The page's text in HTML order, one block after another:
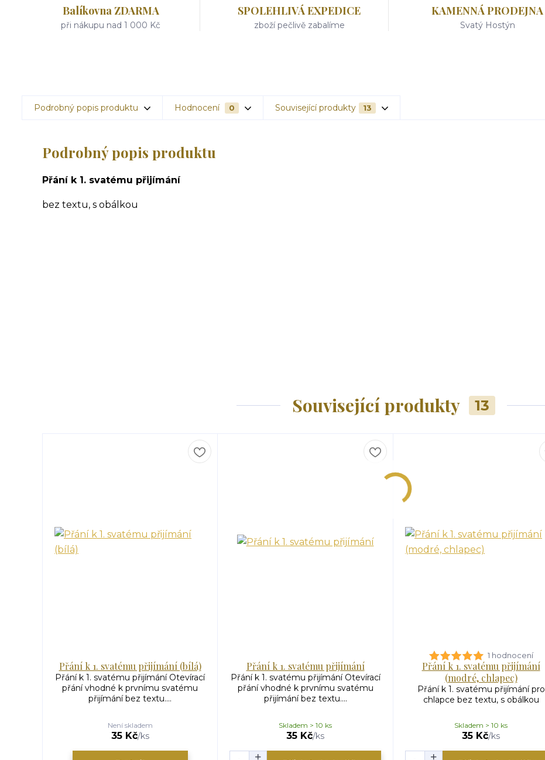
Balíkovna ZDARMA
při nákupu nad 1 000 Kč
SPOLEHLIVÁ EXPEDICE
zboží pečlivě zabalíme
KAMENNÁ PRODEJNA
Svatý Hostýn
Podrobný popis produktu Hodnocení 0 Související produkty 13
Podrobný popis produktu
Přání k 1. svatému přijímání
bez textu, s obálkou
Související produkty 13
Přání k 1. svatému přijímání (bílá)
Přání k 1. svatému přijímání Otevírací
přání vhodné k prvnímu svatému
přijímání bez textu....
35 Kč/ks
Není skladem
Přání k 1. svatému přijímání
Přání k 1. svatému přijímání Otevírací
přání vhodné k prvnímu svatému
přijímání bez textu....
35 Kč/ks
Skladem > 10 ks
1 hodnocení
Přání k 1. svatému přijímání
(modré, chlapec)
Přání k 1. svatému přijímání pro
chlapce bez textu, s obálkou
35 Kč/ks
Skladem > 10 ks